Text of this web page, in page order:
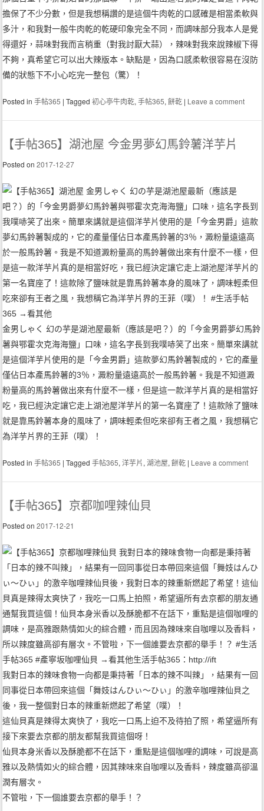
擔保了不少分數，但是我想稱讚的是這個牛肉乾的口感確是相當柔軟與
多汁，和我對一般牛肉乾的乾硬印象完全不同，而調味部分我本人是覺
得還好，蒜味對我而言稍重（對我討厭大蒜），辣味對我來說辣椒下得
不夠，真希望它可以出大辣版本。缺點是，因為口感柔軟很容易在沒防
備的狀態下不小心吃完一整包（驚）！
Posted in手帖365 |Tagged初心亭牛肉乾,手帖365,餅乾 | Leave a comment
【手帖365】湖池屋 今金男夢幻馬鈴薯洋芋片
Posted on2017-12-27
金男しゃく 幻の芋是湖池屋最新（應該是吧？）的「今金男爵夢幻馬鈴
薯與鄂霍次克海海鹽」口味，這名字長到我噗哧笑了出來。簡單來講就
是這個洋芋片使用的是「今金男爵」這款夢幻馬鈴薯製成的，它的產量
僅佔日本產馬鈴薯的3％，澱粉量遠遠高於一般馬鈴薯。我是不知道澱
粉量高的馬鈴薯做出來有什麼不一樣，但是這一款洋芋片真的是相當好
吃，我已經決定讓它走上湖池屋洋芋片的第一名寶座了！這款除了鹽味
就是靠馬鈴薯本身的風味了，調味輕柔但吃來卻有王者之風，我想稱它
為洋芋片界的王菲（噗）！
Posted in手帖365 |Tagged手帖365,洋芋片,湖池屋,餅乾 | Leave a comment
【手帖365】京都咖哩辣仙貝
Posted on2017-12-21
我對日本的辣味食物一向都是秉持著「日本的辣不叫辣」，結果有一回
同事從日本帶回來這個「舞妓はんひぃ～ひぃ」的激辛咖哩辣仙貝之
後，我一整個對日本的辣重新燃起了希望（噗）！
這仙貝真是辣得太爽快了，我吃一口馬上迫不及待拍了照，希望逼所有
接下來要去京都的朋友都幫我買這個呀！
仙貝本身米香以及酥脆都不在話下，重點是這個咖哩的調味，可說是高
雅以及熱情如火的綜合體，因其辣味來自咖哩以及香料，辣度雖高卻溫
潤有層次。
不管啦，下一個誰要去京都的舉手！？